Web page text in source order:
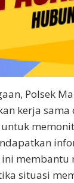
Polsek
kerja sama
membantu
situasi